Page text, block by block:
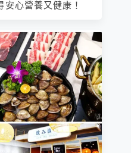
心營養又健康！